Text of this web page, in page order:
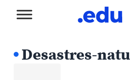
Desastres-